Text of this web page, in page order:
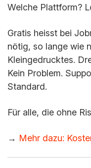
Welche Plattform?
Gratis heisst bei
nötig, so lange wie
Kleingedrucktes.
Kein Problem.
Standard.
Für alle, die ohne
→ Mehr dazu: